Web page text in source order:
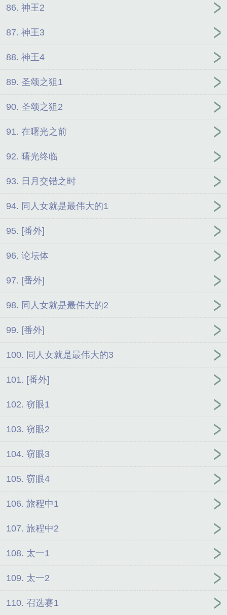
86. 神王2
87. 神王3
88. 神王4
89. 圣颂之狙1
90. 圣颂之狙2
91. 在曙光之前
92. 曙光终临
93. 日月交错之时
94. 同人女就是最伟大的1
95. [番外]
96. 论坛体
97. [番外]
98. 同人女就是最伟大的2
99. [番外]
100. 同人女就是最伟大的3
101. [番外]
102. 窃眼1
103. 窃眼2
104. 窃眼3
105. 窃眼4
106. 旅程中1
107. 旅程中2
108. 太一1
109. 太一2
110. 召选赛1